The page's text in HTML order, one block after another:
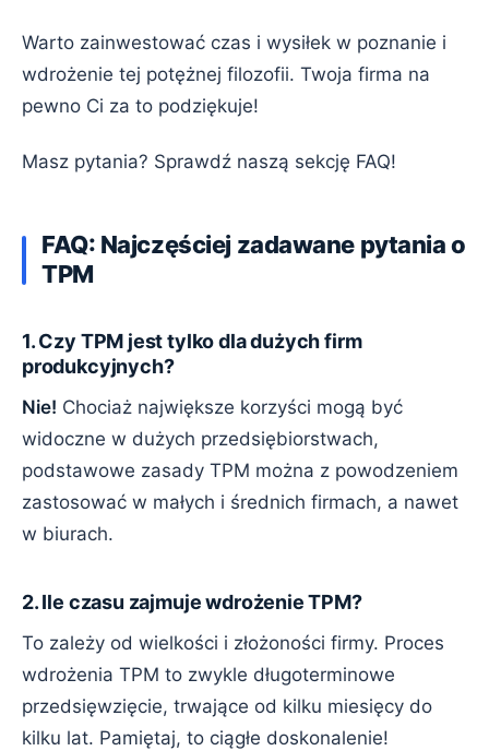
Warto zainwestować czas i wysiłek w poznanie i
wdrożenie tej potężnej filozofii. Twoja firma na
pewno Ci za to podziękuje!
Masz pytania? Sprawdź naszą sekcję FAQ!
FAQ: Najczęściej zadawane pytania o
TPM
1. Czy TPM jest tylko dla dużych firm
produkcyjnych?
Nie! Chociaż największe korzyści mogą być
widoczne w dużych przedsiębiorstwach,
podstawowe zasady TPM można z powodzeniem
zastosować w małych i średnich firmach, a nawet
w biurach.
2. Ile czasu zajmuje wdrożenie TPM?
To zależy od wielkości i złożoności firmy. Proces
wdrożenia TPM to zwykle długoterminowe
przedsięwzięcie, trwające od kilku miesięcy do
kilku lat. Pamiętaj, to ciągłe doskonalenie!